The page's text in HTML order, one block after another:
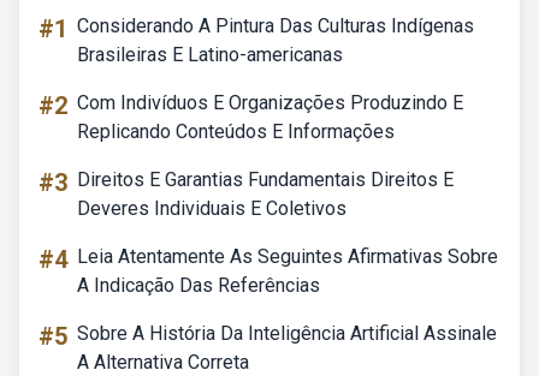
#1 Considerando A Pintura Das Culturas Indígenas
Brasileiras E Latino-americanas
#2 Com Indivíduos E Organizações Produzindo E
Replicando Conteúdos E Informações
#3 Direitos E Garantias Fundamentais Direitos E
Deveres Individuais E Coletivos
#4 Leia Atentamente As Seguintes Afirmativas Sobre
A Indicação Das Referências
#5 Sobre A História Da Inteligência Artificial Assinale
A Alternativa Correta